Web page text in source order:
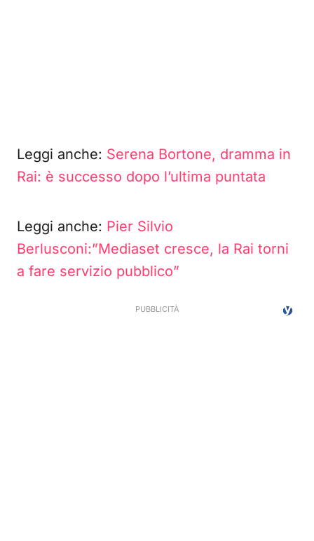
Leggi anche: Serena Bortone, dramma in
Rai: è successo dopo l’ultima puntata
Leggi anche: Pier Silvio
Berlusconi:”Mediaset cresce, la Rai torni
a fare servizio pubblico”